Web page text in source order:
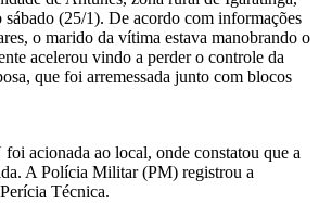
(25/1). De acordo com informações
o marido da vítima estava manobrando o
acelerou vindo a perder o controle da
que foi arremessada junto com blocos
acionada ao local, onde constatou que a
A Polícia Militar (PM) registrou a
Técnica.